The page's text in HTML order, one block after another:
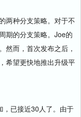
两种分支策略。对于不
期的分支策略。Joe的
然而，首次发布之后，
希望更快地推出升级平
已接近30人了。由于